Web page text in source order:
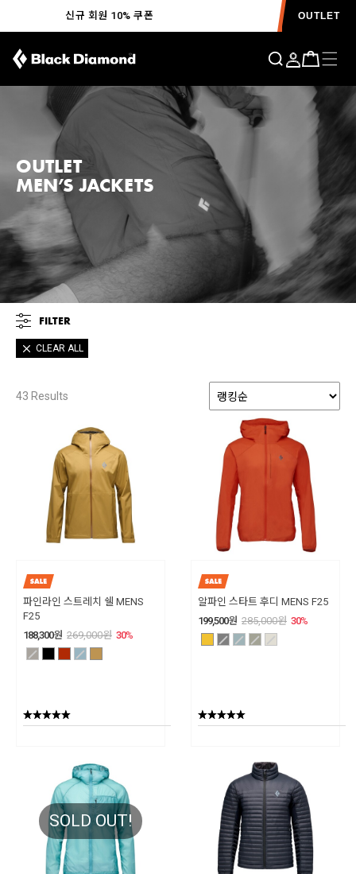
신규 회원 10% 쿠폰 OUTLET
OUTLET
MEN’S JACKETS
CLEAR ALL
FILTER
43 Results
파인라인 스트레치 쉘 MENS
F25
188,300원 269,000원 30%
알파인 스타트 후디 MENS F25
199,500원 285,000원 30%
SOLD OUT!